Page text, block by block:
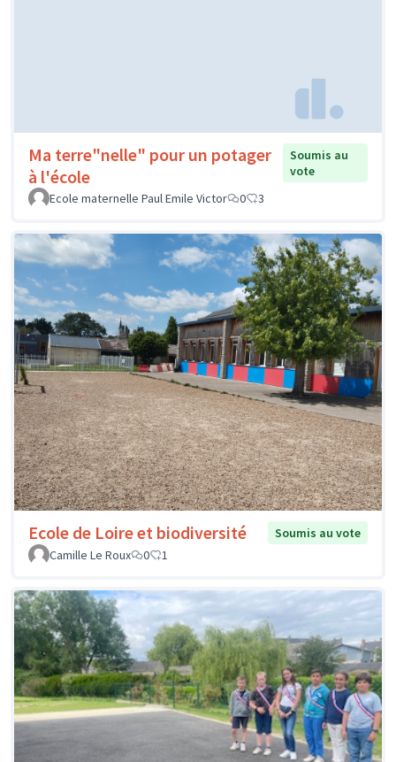
Ma terre"nelle" pour un potager
à l'école
Soumis au
vote
Ecole maternelle Paul Emile Victor
0 3
Ecole de Loire et biodiversité
Soumis au vote
Camille Le Roux
0 1